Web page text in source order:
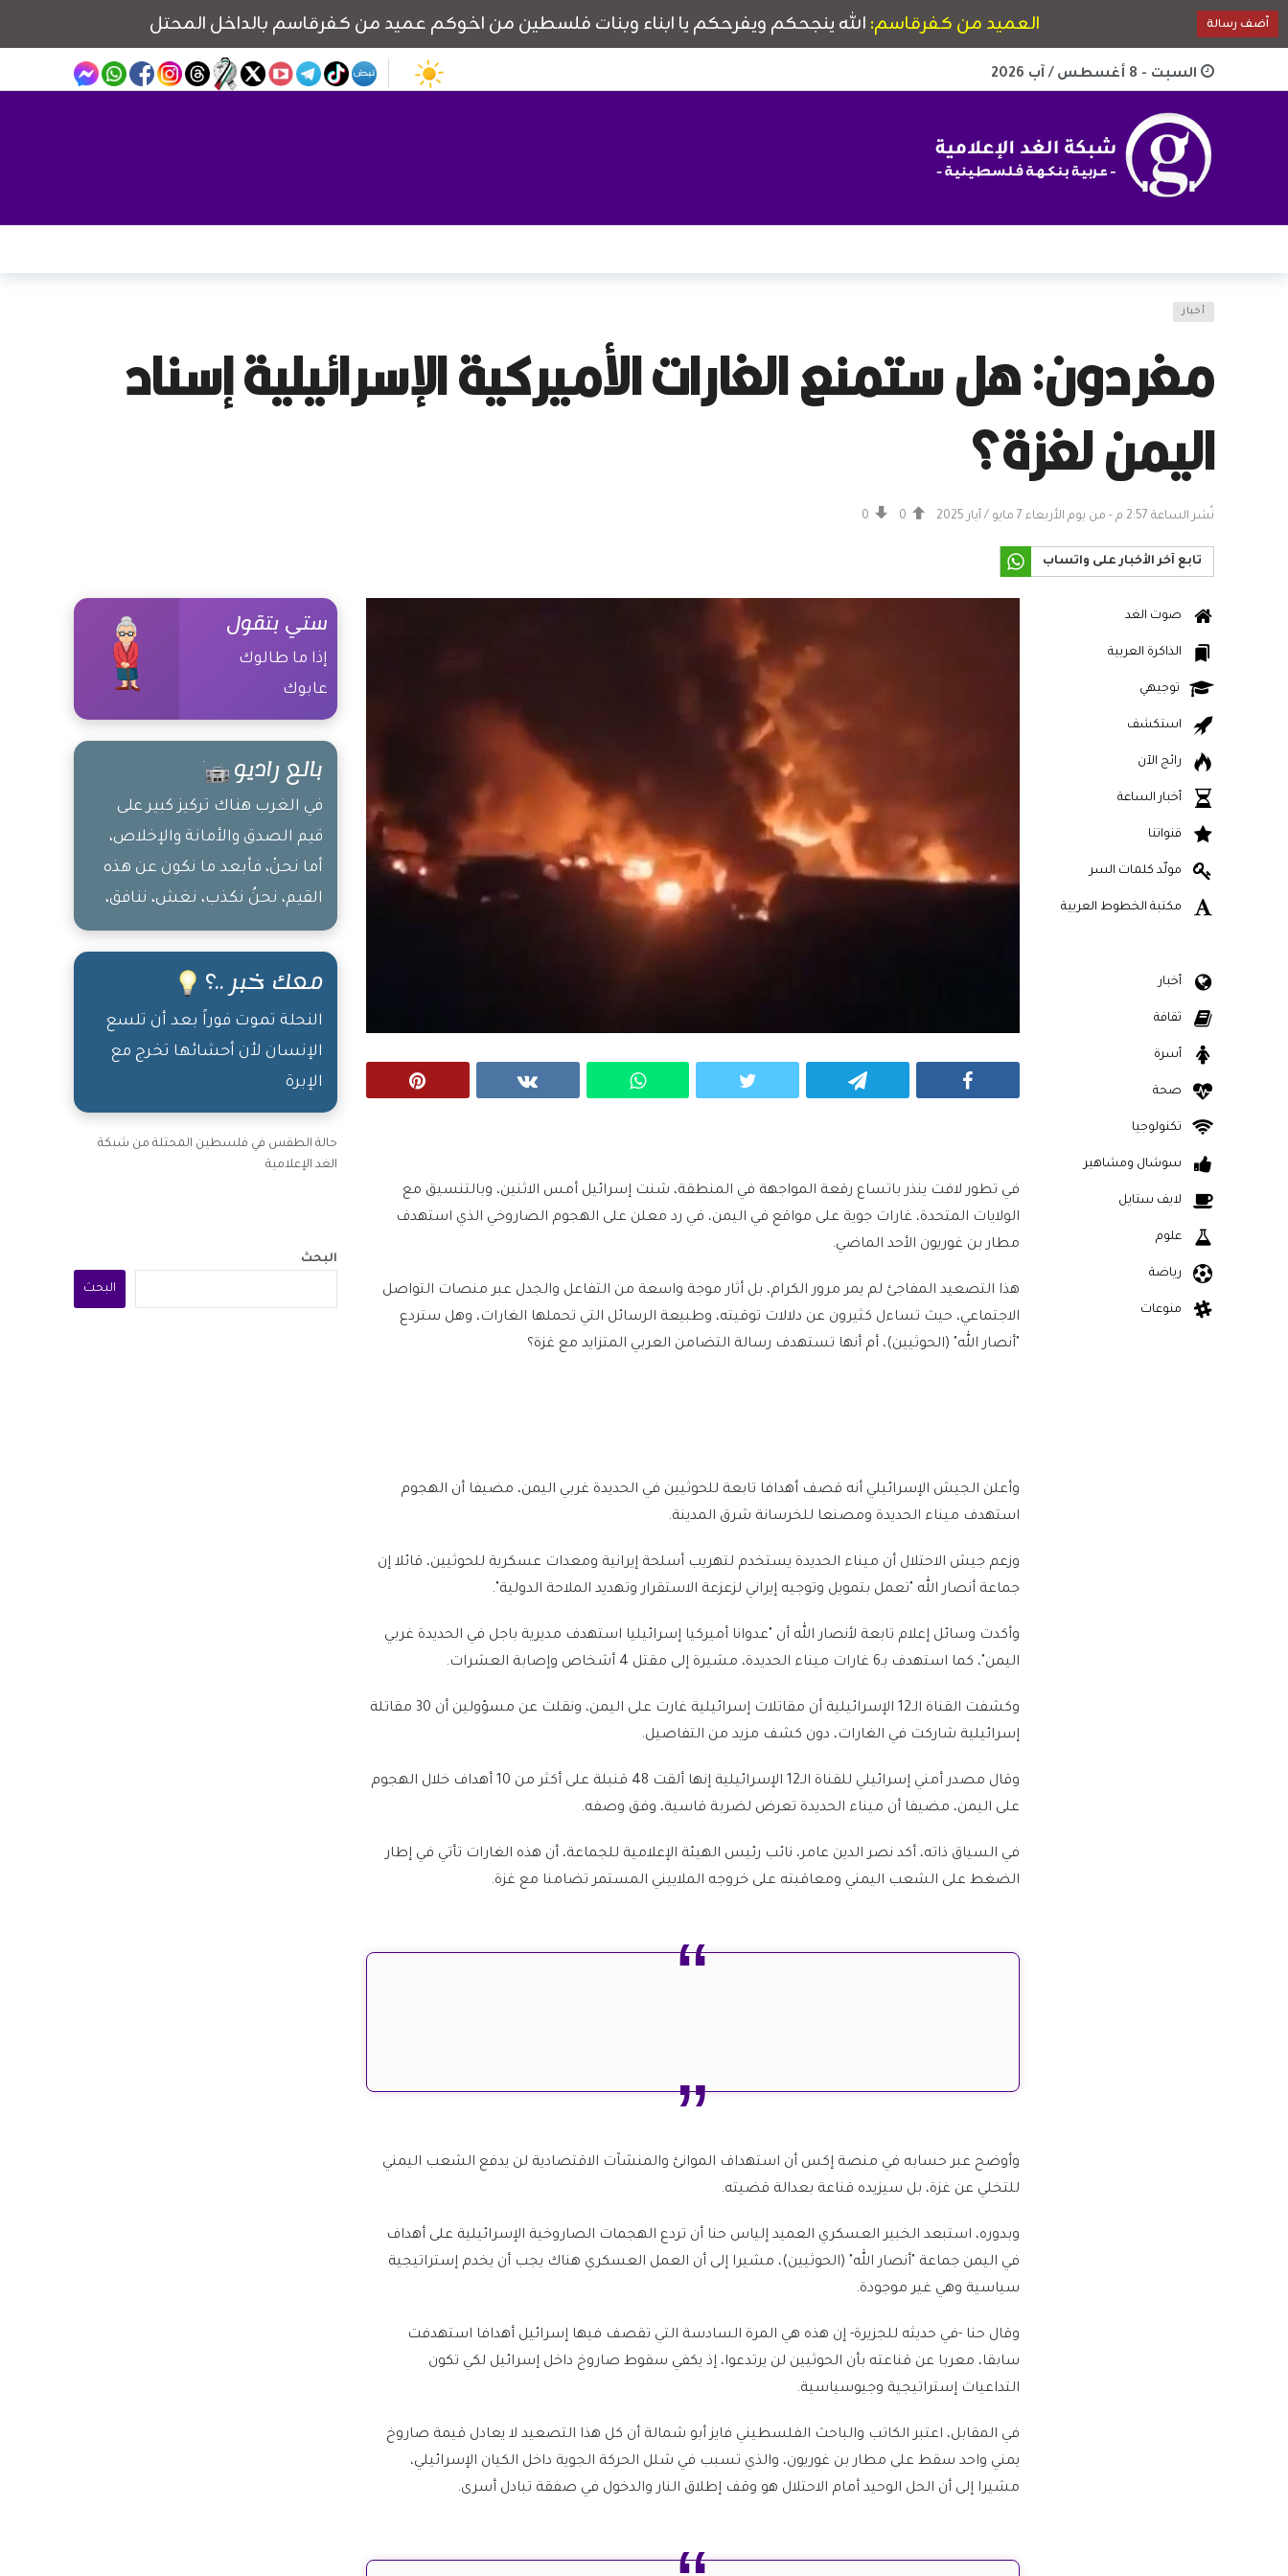
السبت - 8 أغسطس / آب 2026
أخبار
مغردون: هل ستمنع الغارات الأميركية الإسرائيلية إسناد
اليمن لغزة؟
نُشر الساعة 2:57 م - من يوم الأربعاء 7 مايو / أيار 2025 0
0
تابع آخر الأخبار على واتساب
في تطور لافت ينذر باتساع رقعة المواجهة في المنطقة، شنت إسرائيل أمس الاثنين، وبالتنسيق مع
الولايات المتحدة، غارات جوية على مواقع في اليمن، في رد معلن على الهجوم الصاروخي الذي استهدف
مطار بن غوريون الأحد الماضي.
هذا التصعيد المفاجئ لم يمر مرور الكرام، بل أثار موجة واسعة من التفاعل والجدل عبر منصات التواصل
الاجتماعي، حيث تساءل كثيرون عن دلالات توقيته، وطبيعة الرسائل التي تحملها الغارات، وهل ستردع
"أنصار الله" (الحوثيين)، أم أنها تستهدف رسالة التضامن العربي المتزايد مع غزة؟
وأعلن الجيش الإسرائيلي أنه قصف أهدافا تابعة للحوثيين في الحديدة غربي اليمن، مضيفا أن الهجوم
استهدف ميناء الحديدة ومصنعا للخرسانة شرق المدينة.
وزعم جيش الاحتلال أن ميناء الحديدة يستخدم لتهريب أسلحة إيرانية ومعدات عسكرية للحوثيين، قائلا إن
جماعة أنصار الله "تعمل بتمويل وتوجيه إيراني لزعزعة الاستقرار وتهديد الملاحة الدولية".
وأكدت وسائل إعلام تابعة لأنصار الله أن "عدوانا أميركيا إسرائيليا استهدف مديرية باجل في الحديدة غربي
اليمن"، كما استهدف بـ6 غارات ميناء الحديدة، مشيرة إلى مقتل 4 أشخاص وإصابة العشرات.
وكشفت القناة الـ12 الإسرائيلية أن مقاتلات إسرائيلية غارت على اليمن، ونقلت عن مسؤولين أن 30 مقاتلة
إسرائيلية شاركت في الغارات، دون كشف مزيد من التفاصيل.
وقال مصدر أمني إسرائيلي للقناة الـ12 الإسرائيلية إنها ألقت 48 قنبلة على أكثر من 10 أهداف خلال الهجوم
على اليمن، مضيفا أن ميناء الحديدة تعرض لضربة قاسية، وفق وصفه.
في السياق ذاته، أكد نصر الدين عامر، نائب رئيس الهيئة الإعلامية للجماعة، أن هذه الغارات تأتي في إطار
الضغط على الشعب اليمني ومعاقبته على خروجه الملاييني المستمر تضامنا مع غزة.
وأوضح عبر حسابه في منصة إكس أن استهداف الموانئ والمنشآت الاقتصادية لن يدفع الشعب اليمني
للتخلي عن غزة، بل سيزيده قناعة بعدالة قضيته.
وبدوره، استبعد الخبير العسكري العميد إلياس حنا أن تردع الهجمات الصاروخية الإسرائيلية على أهداف
في اليمن جماعة "أنصار الله" (الحوثيين)، مشيرا إلى أن العمل العسكري هناك يجب أن يخدم إستراتيجية
سياسية وهي غير موجودة.
وقال حنا -في حديثه للجزيرة- إن هذه هي المرة السادسة التي تقصف فيها إسرائيل أهدافا استهدفت
سابقا، معربا عن قناعته بأن الحوثيين لن يرتدعوا، إذ يكفي سقوط صاروخ داخل إسرائيل لكي تكون
التداعيات إستراتيجية وجيوسياسية.
في المقابل، اعتبر الكاتب والباحث الفلسطيني فايز أبو شمالة أن كل هذا التصعيد لا يعادل قيمة صاروخ
يمني واحد سقط على مطار بن غوريون، والذي تسبب في شلل الحركة الجوية داخل الكيان الإسرائيلي،
مشيرا إلى أن الحل الوحيد أمام الاحتلال هو وقف إطلاق النار والدخول في صفقة تبادل أسرى.
ستي بتقول
إذا ما طالوك
عابوك
بالع راديو
في الغرب هناك تركيز كبير على
قيم الصدق والأمانة والإخلاص،
أما نحنْ، فأبعد ما نكون عن هذه
القيم، نحنُ نكذب، نغش، ننافق،
نخون، "نتعامل بـ فِكر القوي" حتى
سارقاً أو خائناً
معك خبر ..؟
النحلة تموت فوراً بعد أن تلسع
الإنسان لأن أحشائها تخرج مع
الإبرة
حالة الطقس في فلسطين المحتلة من شبكة
الغد الإعلامية
البحث
البحث
صوت الغد
الذاكرة العربية
توجيهي
استكشف
رائج الآن
أخبار الساعة
قنواتنا
مولّد كلمات السر
مكتبة الخطوط العربية
أخبار
ثقافة
أسرة
صحة
تكنولوجيا
سوشال ومشاهير
لايف ستايل
علوم
رياضة
منوعات